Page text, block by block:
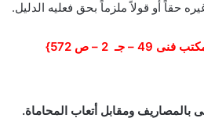
حقاً أو قولاً ملزماً بحق فعليه الدليل.
بالمصاريف ومقابل أتعاب المحاماة.